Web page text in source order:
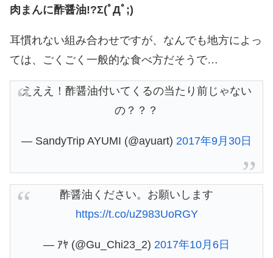
肉まんに酢醤油!?Σ(ﾟДﾟ;)
耳慣れない組み合わせですが、なんでも地方によっ
ては、ごくごく一般的な食べ方だそうで…
えええ！酢醤油付いてくるの当たり前じゃない
の？？？
— SandyTrip AYUMI (@ayuart) 2017年9月30日
酢醤油ください。お願いします
https://t.co/uZ983UoRGY
— ｱﾔ (@Gu_Chi23_2) 2017年10月6日